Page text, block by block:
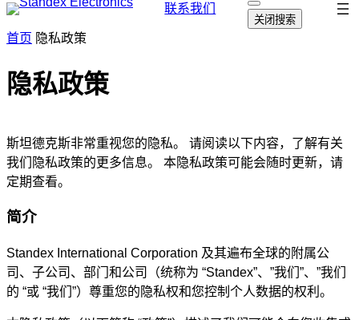
联系我们
打
开
关闭搜索
跳
首页 隐私政策
隐私政策
斯坦德克斯非常重视您的隐私。 请阅读以下内容，了解有关
我们隐私政策的更多信息。 本隐私政策可能会随时更新，请
定期查看。
简介
Standex International Corporation 及其遍布全球的附属公
司、子公司、部门和公司（统称为 “Standex”、”我们”、”我们
的 “或 “我们”）尊重您的隐私权和您控制个人数据的权利。